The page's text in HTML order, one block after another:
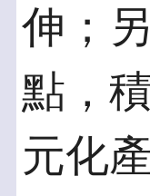
伸；
點，
元化